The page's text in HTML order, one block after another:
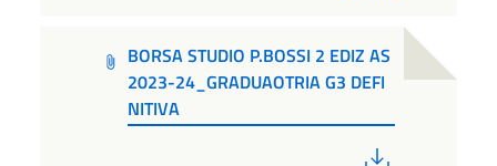
BORSA STUDIO P.BOSSI 2 EDIZ AS
2023-24_GRADUAOTRIA G3 DEFI
NITIVA